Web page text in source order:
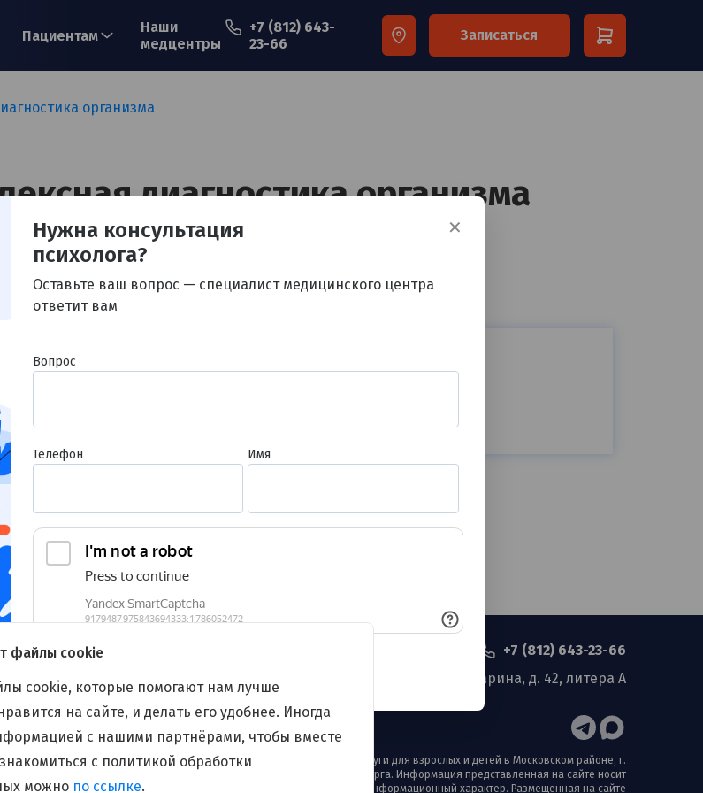
Пациентам
Наши
медцентры
+7 (812) 643-
23-66
Записаться
организма
диагностика организма
Обратитесь к специалисту
Записаться
×
на обработку
+7 (812) 643-23-66
Проспект Юрия Гагарина, д. 42, литера А
персональных данныхКонтакты
Медицинские услуги для взрослых и детей в Московском районе, г.
Санкт-Петербурга. Информация представленная на сайте носит
исключительно информационный характер. Размещенная на сайте
файлы cookie
cookie, которые помогают нам лучше
на сайте, и делать его удобнее. Иногда
с нашими партнёрами, чтобы вместе
с политикой обработки
можно по ссылке.
✕
Нужна консультация
психолога?
Оставьте ваш вопрос — специалист медицинского центра
ответит вам
Вопрос
Телефон Имя